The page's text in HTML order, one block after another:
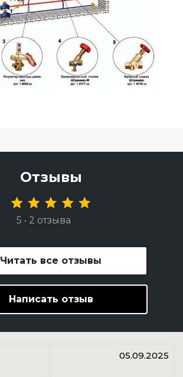
Отзывы
5 • 2 отзыва
Читать все отзывы
Написать отзыв
05.09.2025